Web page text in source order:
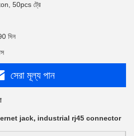
50pcs ট্রে
দিন
সেরা মূল্য পান
jack, industrial rj45 connector